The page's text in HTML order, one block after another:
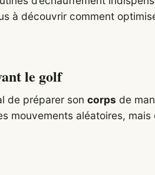
à découvrir comment
le golf
de préparer son corps de
mouvements aléatoires,